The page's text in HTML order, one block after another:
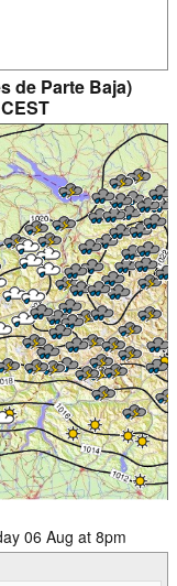
de Parte Baja)
06 Aug at 8pm